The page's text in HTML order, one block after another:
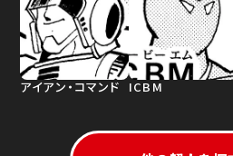
アイアン・コマンド ICBM